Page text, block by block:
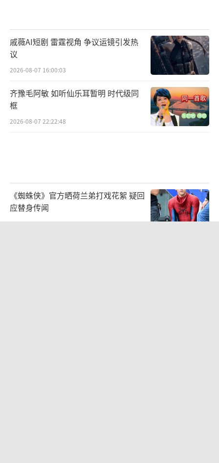
戚薇AI短剧 雷霆视角 争议运镜引发热
议
2026-08-07 16:00:03
齐豫毛阿敏 如听仙乐耳暂明 时代级同
框
2026-08-07 22:22:48
《蜘蛛侠》官方晒荷兰弟打戏花絮 疑回
应替身传闻
2026-08-06 10:47:34